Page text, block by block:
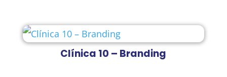
Clínica 10 – Branding